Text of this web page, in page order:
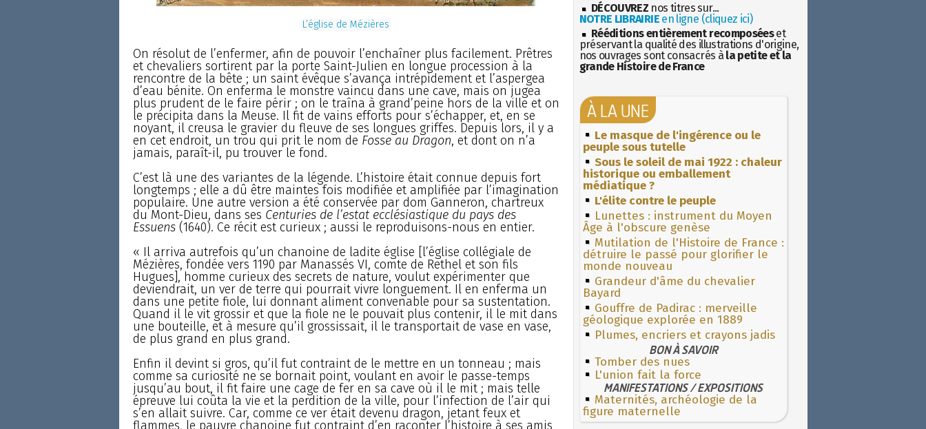
L’église de Mézières
On résolut de l’enfermer, afin de pouvoir l’enchaîner plus facilement. Prêtres
et chevaliers sortirent par la porte Saint-Julien en longue procession à la
rencontre de la bête ; un saint évêque s’avança intrépidement et l’aspergea
d’eau bénite. On enferma le monstre vaincu dans une cave, mais on jugea
plus prudent de le faire périr ; on le traîna à grand’peine hors de la ville et on
le précipita dans la Meuse. Il fit de vains efforts pour s’échapper, et, en se
noyant, il creusa le gravier du fleuve de ses longues griffes. Depuis lors, il y a
en cet endroit, un trou qui prit le nom de Fosse au Dragon, et dont on n’a
jamais, paraît-il, pu trouver le fond.
C’est là une des variantes de la légende. L’histoire était connue depuis fort
longtemps ; elle a dû être maintes fois modifiée et amplifiée par l’imagination
populaire. Une autre version a été conservée par dom Ganneron, chartreux
du Mont-Dieu, dans ses Centuries de l’estat ecclésiastique du pays des
Essuens(1640). Ce récit est curieux ; aussi le reproduisons-nous en entier.
« Il arriva autrefois qu’un chanoine de ladite église [l’église collégiale de
Mézières, fondée vers 1190 par Manassés VI, comte de Rethel et son fils
Hugues], homme curieux des secrets de nature, voulut expérimenter que
deviendrait, un ver de terre qui pourrait vivre longuement. Il en enferma un
dans une petite fiole, lui donnant aliment convenable pour sa sustentation.
Quand il le vit grossir et que la fiole ne le pouvait plus contenir, il le mit dans
une bouteille, et à mesure qu’il grossissait, il le transportait de vase en vase,
de plus grand en plus grand.
Enfin il devint si gros, qu’il fut contraint de le mettre en un tonneau ; mais
comme sa curiosité ne se bornait point, voulant en avoir le passe-temps
jusqu’au bout, il fit faire une cage de fer en sa cave où il le mit ; mais telle
épreuve lui coûta la vie et la perdition de la ville, pour l’infection de l’air qui
s’en allait suivre. Car, comme ce ver était devenu dragon, jetant feux et
flammes, le pauvre chanoine fut contraint d’en raconter l’histoire à ses amis
DÉCOUVREZ nos titres sur...
NOTRE LIBRAIRIEen ligne (cliquez ici)
Rééditions entièrement recomposéeset
préservant la qualité des illustrations d'origine,
nos ouvrages sont consacrés à la petite et la
grande Histoire de France
À LA UNE
Le masque de l'ingérence ou le
peuple sous tutelle
Sous le soleil de mai 1922 : chaleur
historique ou emballement
médiatique ?
L'élite contre le peuple
Lunettes : instrument du Moyen
Âge à l'obscure genèse
Mutilation de l'Histoire de France :
détruire le passé pour glorifier le
monde nouveau
Grandeur d'âme du chevalier
Bayard
Gouffre de Padirac : merveille
géologique explorée en 1889
Plumes, encriers et crayons jadis
BON À SAVOIR
Tomber des nues
L'union fait la force
MANIFESTATIONS / EXPOSITIONS
Maternités, archéologie de la
figure maternelle